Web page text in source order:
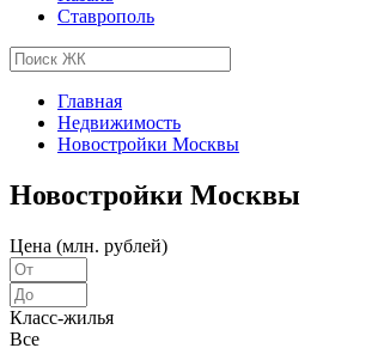
Ставрополь
Главная
Недвижимость
Новостройки Москвы
Новостройки Москвы
Цена (млн. рублей)
Класс-жилья
Все